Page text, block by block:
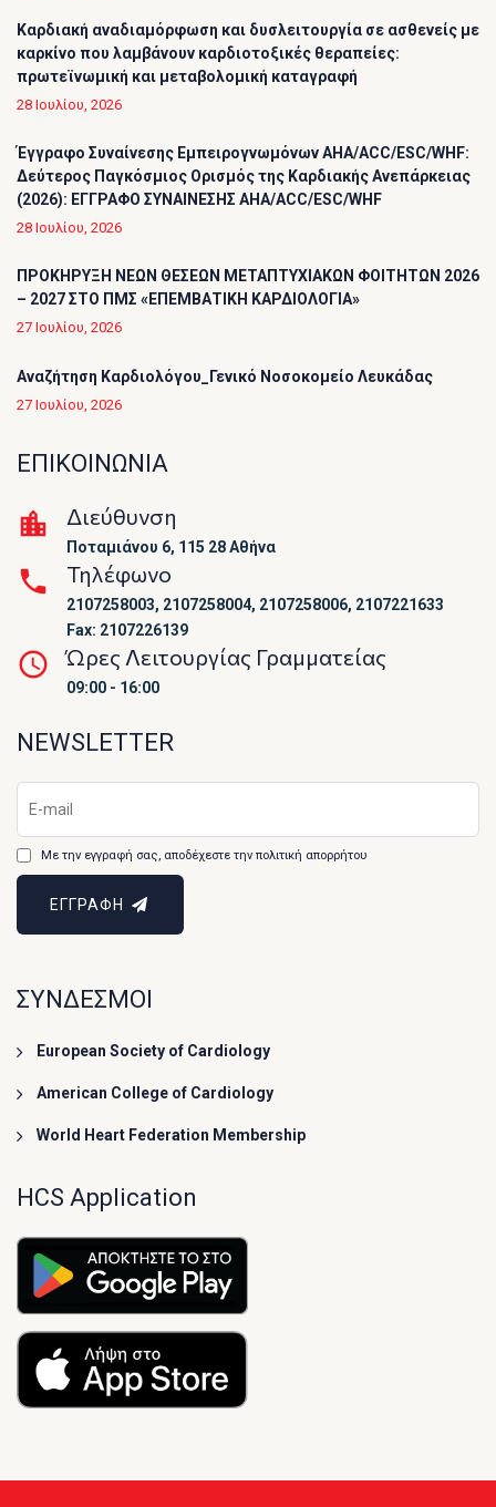
Καρδιακή αναδιαμόρφωση και δυσλειτουργία σε ασθενείς με
καρκίνο που λαμβάνουν καρδιοτοξικές θεραπείες:
πρωτεϊνωμική και μεταβολομική καταγραφή
28 Ιουλίου, 2026
Έγγραφο Συναίνεσης Εμπειρογνωμόνων AHA/ACC/ESC/WHF:
Δεύτερος Παγκόσμιος Ορισμός της Καρδιακής Ανεπάρκειας
(2026): ΕΓΓΡΑΦΟ ΣΥΝΑΙΝΕΣΗΣ AHA/ACC/ESC/WHF
28 Ιουλίου, 2026
ΠΡΟΚΗΡΥΞΗ ΝΕΩΝ ΘΕΣΕΩΝ ΜΕΤΑΠΤΥΧΙΑΚΩΝ ΦΟΙΤΗΤΩΝ 2026
– 2027 ΣΤΟ ΠΜΣ «ΕΠΕΜΒΑΤΙΚΗ ΚΑΡΔΙΟΛΟΓΙΑ»
27 Ιουλίου, 2026
Αναζήτηση Καρδιολόγου_Γενικό Νοσοκομείο Λευκάδας
27 Ιουλίου, 2026
ΕΠΙΚΟΙΝΩΝΙΑ
Διεύθυνση
Ποταμιάνου 6, 115 28 Αθήνα
Τηλέφωνο
2107258003, 2107258004, 2107258006, 2107221633
Fax: 2107226139
Ώρες Λειτουργίας Γραμματείας
09:00 - 16:00
NEWSLETTER
Με την εγγραφή σας, αποδέχεστε την πολιτική απορρήτου
ΕΓΓΡΑΦΗ
ΣΥΝΔΕΣΜΟΙ
European Society of Cardiology
American College of Cardiology
World Heart Federation Membership
HCS Application